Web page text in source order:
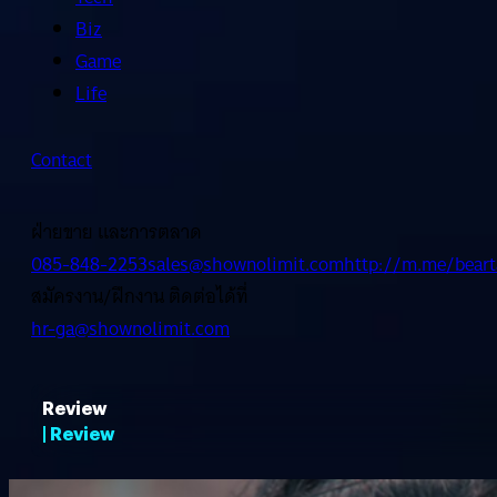
Biz
Game
Life
Contact
ฝ่ายขาย และการตลาด
085-848-2253sales@shownolimit.comhttp://m.me/
สมัครงาน/ฝึกงาน ติดต่อได้ที่
hr-ga@shownolimit.com
Review
| Review